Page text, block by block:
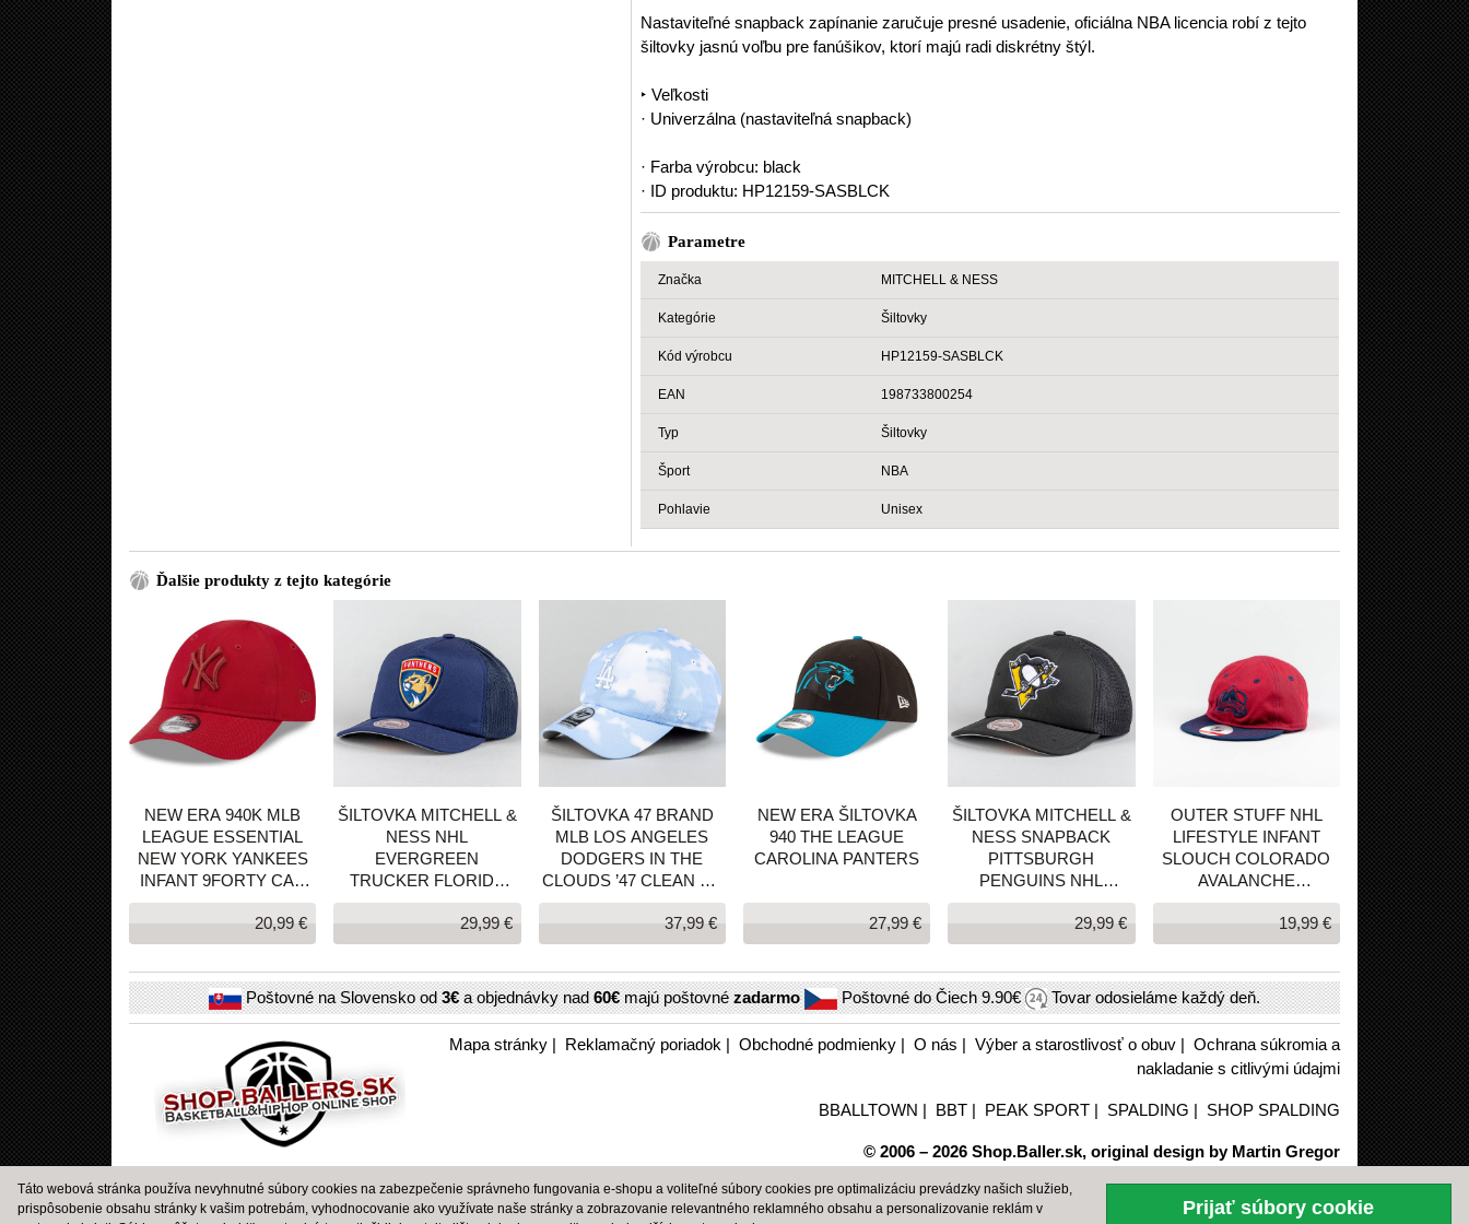
Nastaviteľné snapback zapínanie zaručuje presné usadenie, oficiálna NBA licencia robí z tejto
šiltovky jasnú voľbu pre fanúšikov, ktorí majú radi diskrétny štýl.
‣ Veľkosti
· Univerzálna (nastaviteľná snapback)
· Farba výrobcu: black
· ID produktu: HP12159-SASBLCK
Parametre
Značka MITCHELL & NESS
Kategórie Šiltovky
Kód výrobcu HP12159-SASBLCK
EAN 198733800254
Typ Šiltovky
Šport NBA
Pohlavie Unisex
Ďalšie produkty z tejto kategórie
NEW ERA 940K MLB
LEAGUE ESSENTIAL
NEW YORK YANKEES
INFANT 9FORTY CAP
RED
20,99 €
ŠILTOVKA MITCHELL &
NESS NHL
EVERGREEN
TRUCKER FLORIDA
PANTHERS
TMAVOMODRÁ29,99 €
ŠILTOVKA 47 BRAND
MLB LOS ANGELES
DODGERS IN THE
CLOUDS ’47 CLEAN UP
LIGHT COLUMBIA
37,99 €
NEW ERA ŠILTOVKA
940 THE LEAGUE
CAROLINA PANTERS
27,99 €
ŠILTOVKA MITCHELL &
NESS SNAPBACK
PITTSBURGH
PENGUINS NHL
EVERGREEN
TRUCKER ČIERNA
29,99 €
OUTER STUFF NHL
LIFESTYLE INFANT
SLOUCH COLORADO
AVALANCHE
BORDEAUX
19,99 €
Poštovné na Slovensko od3€a objednávky nad60€majú poštovnézadarmo Poštovné do Čiech9.90€ Tovar odosieláme každý deň.
Mapa stránky| Reklamačný poriadok | Obchodné podmienky| O nás | Výber a starostlivosť o obuv| Ochrana súkromia a
nakladanie s citlivými údajmi
BBALLTOWN | BBT| PEAK SPORT| SPALDING | SHOP SPALDING
© 2006 – 2026 Shop.Baller.sk, original design by Martin Gregor
Táto webová stránka používa nevyhnutné súbory cookies na zabezpečenie správneho fungovania e-shopu a voliteľné súbory cookies pre optimalizáciu prevádzky našich služieb,
prispôsobenie obsahu stránky k vašim potrebám, vyhodnocovanie ako využívate naše stránky a zobrazovanie relevantného reklamného obsahu a personalizovanie reklám v
Prijať súbory cookie